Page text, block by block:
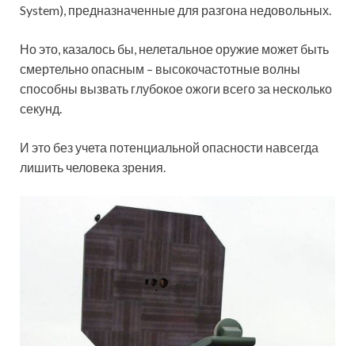
System), предназначенные для разгона недовольных.
Но это, казалось бы, нелетальное оружие может быть
смертельно опасным – высокочастотные волны
способны вызвать глубокое ожоги всего за несколько
секунд.
И это без учета потенциальной опасности навсегда
лишить человека зрения.